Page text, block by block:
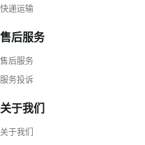
快递运输
售后服务
售后服务
服务投诉
关于我们
关于我们